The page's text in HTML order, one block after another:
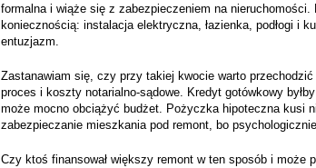
formalna i wiąże się z zabezpieczeniem na
koniecznością: instalacja elektryczna, łazienka, podłogi i
entuzjazm.
Zastanawiam się, czy przy takiej kwocie warto
proces i koszty notarialno-sądowe. Kredyt gotówkowy
może mocno obciążyć budżet. Pożyczka hipoteczna kusi
zabezpieczanie mieszkania pod remont, bo
Czy ktoś finansował większy remont w ten sposób i może